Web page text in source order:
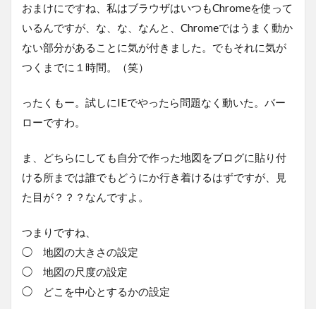
おまけにですね、私はブラウザはいつもChromeを使って
いるんですが、な、な、なんと、Chromeではうまく動か
ない部分があることに気が付きました。でもそれに気が
つくまでに１時間。（笑）
ったくもー。試しにIEでやったら問題なく動いた。バー
ローですわ。
ま、どちらにしても自分で作った地図をブログに貼り付
ける所までは誰でもどうにか行き着けるはずですが、見
た目が？？？なんですよ。
つまりですね、
◯ 地図の大きさの設定
◯ 地図の尺度の設定
◯ どこを中心とするかの設定